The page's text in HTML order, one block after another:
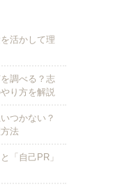
活かして理
調べる？志
り方を解説
つかない？
法
「自己PR」